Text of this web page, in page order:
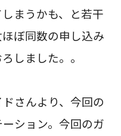
まうかも、と若干
ぼ同数の申し込み
しました。。
さんより、今回の
ション。今回のガ